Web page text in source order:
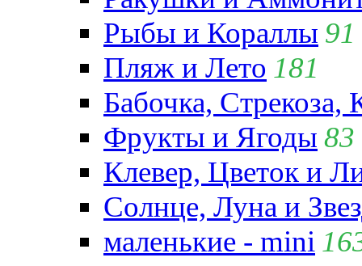
Рыбы и Кораллы 91
Пляж и Лето 181
Бабочка,
Фрукты и Ягоды 83
Клевер, Цветок и
Солнце, Луна и
маленькие - mini